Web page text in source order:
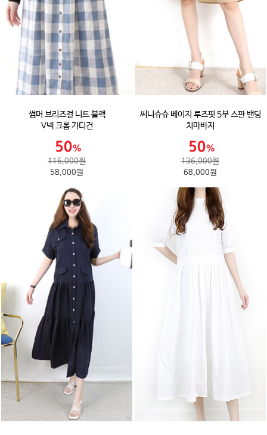
썸머 브리즈걸 니트 블랙
V넥 크롭 가디건
116,000원
58,000원
써니슈슈 베이지 루즈핏 5부 스판 밴딩
치마바지
136,000원
68,000원